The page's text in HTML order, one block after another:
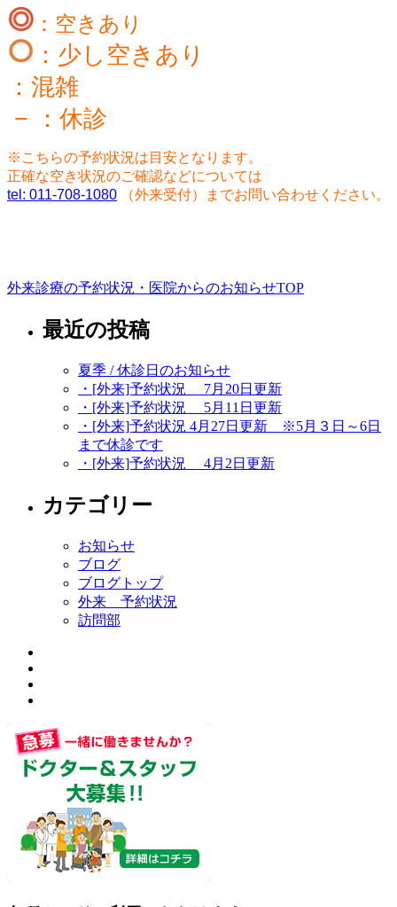
：空きあり
：少し空きあり
：混雑
− ：休診
※こちらの予約状況は目安となります。
正確な空き状況のご確認などについては
tel: 011-708-1080 （外来受付）までお問い合わせください。
外来診療の予約状況・医院からのお知らせTOP
最近の投稿
夏季 / 休診日のお知らせ
・[外来]予約状況 7月20日更新
・[外来]予約状況 5月11日更新
・[外来]予約状況 4月27日更新 ※5月３日～6日
まで休診です
・[外来]予約状況 4月2日更新
カテゴリー
お知らせ
ブログ
ブログトップ
外来 予約状況
訪問部